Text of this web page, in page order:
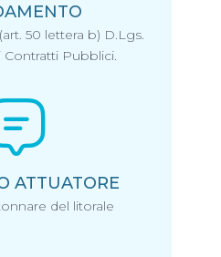
50 lettera b) D.Lgs.
Contratti Pubblici.
ATTUATORE
del litorale